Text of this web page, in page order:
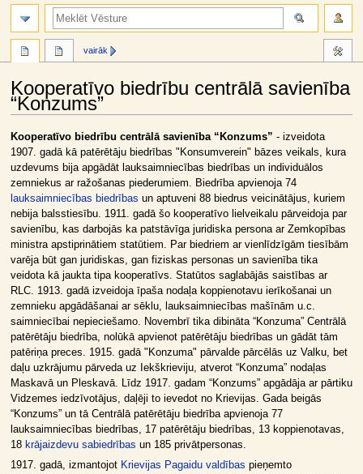
Kooperatīvo biedrību centrālā savienība
“Konzums”
Jump
to
navigation
Jump
to
search
Kooperatīvo biedrību centrālā savienība “Konzums” - izveidota
1907. gadā kā patērētāju biedrības "Konsumverein" bāzes veikals, kura
uzdevums bija apgādāt lauksaimniecības biedrības un individuālos
zemniekus ar ražošanas piederumiem. Biedrība apvienoja 74
lauksaimniecības biedrības un aptuveni 88 biedrus veicinātājus, kuriem
nebija balsstiesību. 1911. gadā šo kooperatīvo lielveikalu pārveidoja par
savienību, kas darbojās ka patstāvīga juridiska persona ar Zemkopības
ministra apstiprinātiem statūtiem. Par biedriem ar vienlīdzīgām tiesībām
varēja būt gan juridiskas, gan fiziskas personas un savienība tika
veidota kā jaukta tipa kooperatīvs. Statūtos saglabājās saistības ar
RLC. 1913. gadā izveidoja īpaša nodaļa koppienotavu ierīkošanai un
zemnieku apgādāšanai ar sēklu, lauksaimniecības mašīnām u.c.
saimniecībai nepieciešamo. Novembrī tika dibināta “Konzuma” Centrālā
patērētāju biedrība, nolūkā apvienot patērētāju biedrības un gādāt tām
patēriņa preces. 1915. gadā "Konzuma" pārvalde pārcēlās uz Valku, bet
daļu uzkrājumu pārveda uz Iekškrieviju, atverot “Konzuma” nodaļas
Maskavā un Pleskavā. Līdz 1917. gadam “Konzums” apgādāja ar pārtiku
Vidzemes iedzīvotājus, daļēji to ievedot no Krievijas. Gada beigās
“Konzums” un tā Centrālā patērētāju biedrība apvienoja 77
lauksaimniecības biedrības, 17 patērētāju biedrības, 13 koppienotavas,
18 krājaizdevu sabiedrības un 185 privātpersonas.
1917. gadā, izmantojot Krievijas Pagaidu valdības pieņemto
vairāk
meklēt